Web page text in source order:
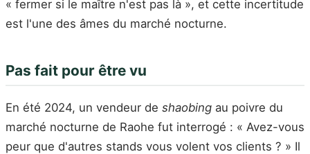
« fermer si le maître n'est pas là », et cette incertitude
est l'une des âmes du marché nocturne.
Pas fait pour être vu
En été 2024, un vendeur de shaobing au poivre du
marché nocturne de Raohe fut interrogé : « Avez-vous
peur que d'autres stands vous volent vos clients ? » Il